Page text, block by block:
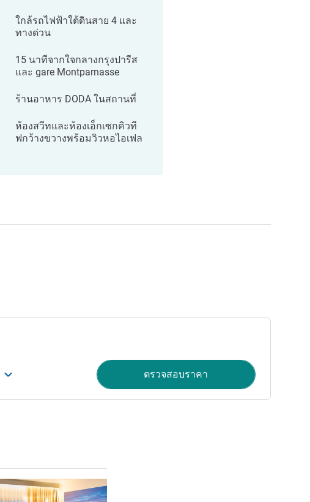
ใกล้รถไฟฟ้าใต้ดินสาย 4 และ
ทางด่วน
15 นาทีจากใจกลางกรุงปารีส
และ gare Montparnasse
ร้านอาหาร DODA ในสถานที่
ห้องสวีทและห้องเอ็กเซกคิวที
ฟกว้างขวางพร้อมวิวหอไอเฟล
ตรวจสอบราคา